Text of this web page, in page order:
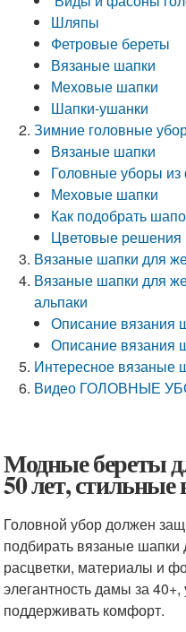
Шляпы
Фетровые береты
Вязаные шапки
Меховые шапки
Шапки-ушанки
Зимние головные
Вязаные шапки
Головные уборы из
Меховые шапки
Как подобрать
Цветовые решения
Вязаные шапки для
Вязаные шапки для
альпаки
Описание вязания
Описание вязания
Интересное вязаные
Видео ГОЛОВНЫЕ
Модные береты
50 лет,
Головной убор должен
подбирать вязаные шапки
расцветки, материалы и
элегантность дамы за
поддерживать комфорт.